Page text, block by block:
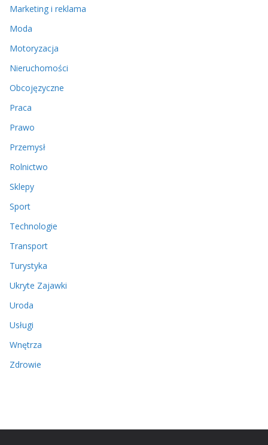
Marketing i reklama
Moda
Motoryzacja
Nieruchomości
Obcojęzyczne
Praca
Prawo
Przemysł
Rolnictwo
Sklepy
Sport
Technologie
Transport
Turystyka
Ukryte Zajawki
Uroda
Usługi
Wnętrza
Zdrowie